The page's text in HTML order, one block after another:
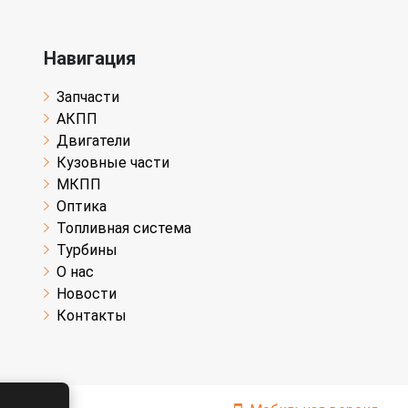
Навигация
Запчасти
АКПП
Двигатели
Кузовные части
МКПП
Оптика
Топливная система
Турбины
О нас
Новости
Контакты